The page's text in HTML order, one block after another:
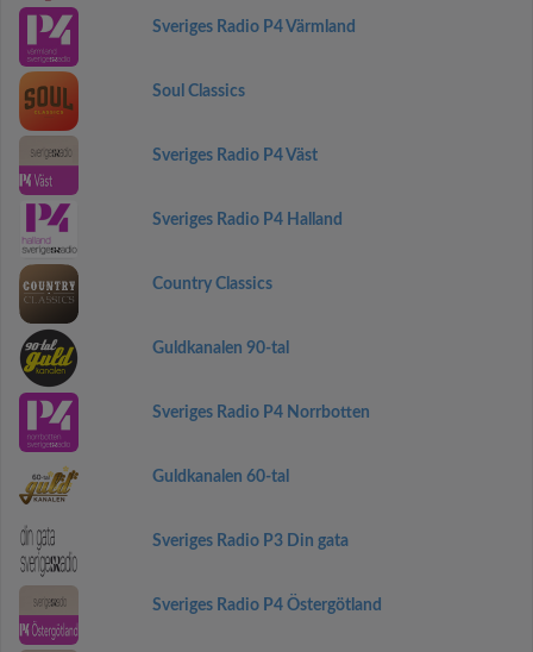
Sveriges Radio P4 Värmland
Soul Classics
Sveriges Radio P4 Väst
Sveriges Radio P4 Halland
Country Classics
Guldkanalen 90-tal
Sveriges Radio P4 Norrbotten
Guldkanalen 60-tal
Sveriges Radio P3 Din gata
Sveriges Radio P4 Östergötland